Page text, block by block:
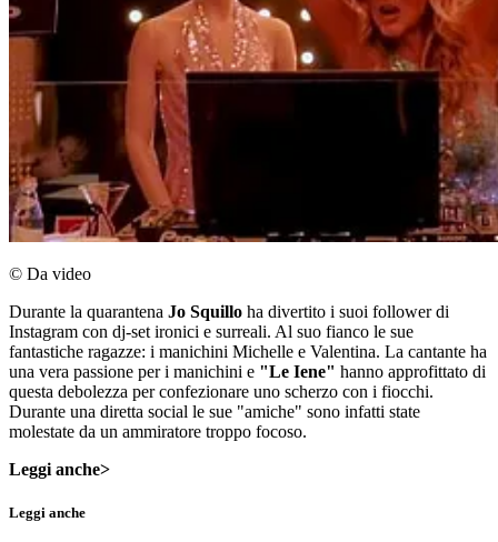
© Da video
Durante la quarantena Jo Squillo ha divertito i suoi follower di
Instagram con dj-set ironici e surreali. Al suo fianco le sue
fantastiche ragazze: i manichini Michelle e Valentina. La cantante ha
una vera passione per i manichini e "Le Iene" hanno approfittato di
questa debolezza per confezionare uno scherzo con i fiocchi.
Durante una diretta social le sue "amiche" sono infatti state
molestate da un ammiratore troppo focoso.
Leggi anche>
Leggi anche